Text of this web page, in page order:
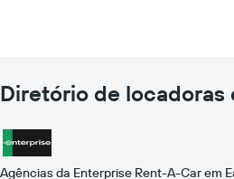
Diretório de locadoras
Agências da Enterprise Rent-A-Car em